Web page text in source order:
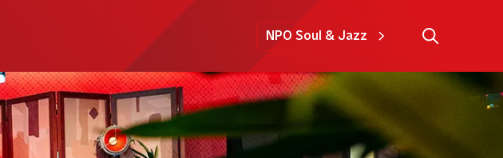
NPO Soul & Jazz